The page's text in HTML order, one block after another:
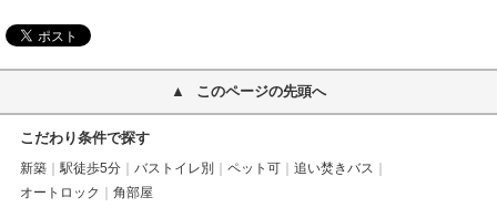
このページの先頭へ
こだわり条件で探す
新築 駅徒歩5分 バストイレ別 ペット可
追い焚きバス
オートロック
角部屋